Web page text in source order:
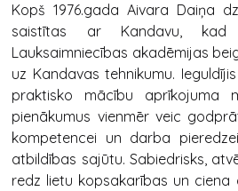
Kopš 1976.gada Aivara Daiņa
saistītas ar Kandavu,
Lauksaimniecības akadēmijas
uz Kandavas tehnikumu.
praktisko mācību aprīkojuma
pienākumus vienmēr veic
kompetencei un darba
atbildības sajūtu. Sabiedrisks,
redz lietu kopsakarības un